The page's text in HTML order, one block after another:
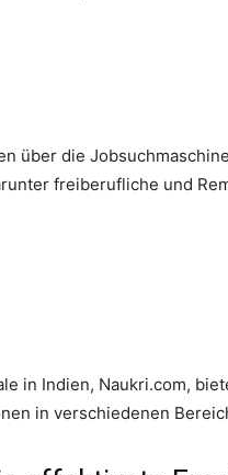
über die
freiberufliche und
in Indien, Naukri.com,
in verschiedenen